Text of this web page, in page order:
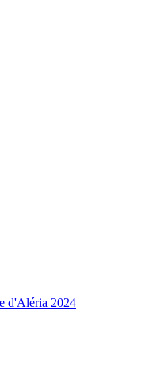
d'Aléria 2024